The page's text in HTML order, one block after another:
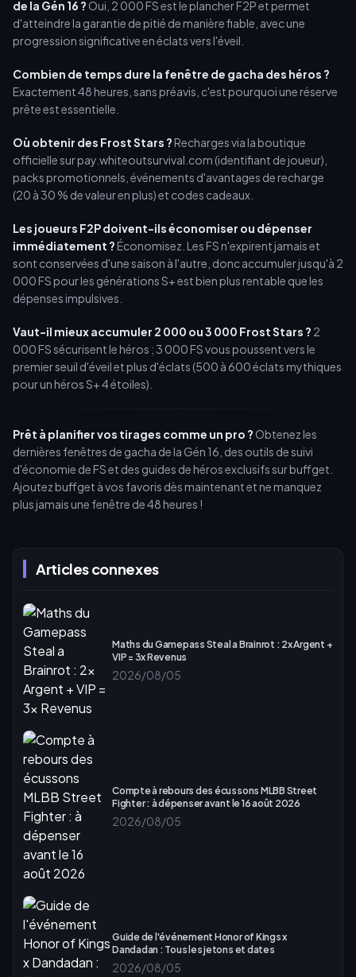
Articles connexes
Maths du Gamepass Steal a Brainrot : 2x Argent +
VIP = 3x Revenus
2026/08/05
Compte à rebours des écussons MLBB Street
Fighter : à dépenser avant le 16 août 2026
2026/08/05
Guide de l'événement Honor of Kings x
Dandadan : Tous les jetons et dates
2026/08/05
de la Gén 16 ? Oui, 2 000 FS est le plancher F2P et permet
d'atteindre la garantie de pitié de manière fiable, avec une
progression significative en éclats vers l'éveil.
Combien de temps dure la fenêtre de gacha des héros ?
Exactement 48 heures, sans préavis, c'est pourquoi une réserve
prête est essentielle.
Où obtenir des Frost Stars ?Recharges via la boutique
officielle sur pay.whiteoutsurvival.com (identifiant de joueur),
packs promotionnels, événements d'avantages de recharge
(20 à 30 % de valeur en plus) et codes cadeaux.
Les joueurs F2P doivent-ils économiser ou dépenser
immédiatement ?Économisez. Les FS n'expirent jamais et
sont conservées d'une saison à l'autre, donc accumuler jusqu'à 2
000 FS pour les générations S+ est bien plus rentable que les
dépenses impulsives.
Vaut-il mieux accumuler 2 000 ou 3 000 Frost Stars ? 2
000 FS sécurisent le héros ; 3 000 FS vous poussent vers le
premier seuil d'éveil et plus d'éclats (500 à 600 éclats mythiques
pour un héros S+ 4 étoiles).
Prêt à planifier vos tirages comme un pro ? Obtenez les
dernières fenêtres de gacha de la Gén 16, des outils de suivi
d'économie de FS et des guides de héros exclusifs sur buffget.
Ajoutez buffget à vos favoris dès maintenant et ne manquez
plus jamais une fenêtre de 48 heures !